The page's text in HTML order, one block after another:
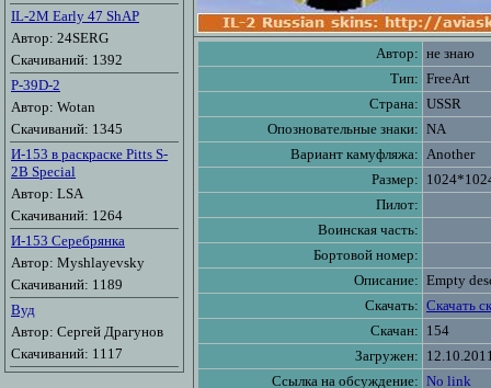
IL-2M Early 47 ShAP
Автор: 24SERG
Скачиваний: 1392
P-39D-2
Автор: Wotan
Скачиваний: 1345
И-153 в раскраске Pitts S-
2B Special
Автор: LSA
Скачиваний: 1264
И-153 Серебрянка
Автор: Myshlayevsky
Скачиваний: 1189
Вуд
Автор: Сергей Драгунов
Скачиваний: 1117
Автор: не знаю
Тип: FreeArt
Страна: USSR
Опозновательные знаки: NA
Вариант камуфляжа: Another
Размер:
Пилот:
Воинская часть:
Бортовой номер:
Описание: Empty
Скачать: Скачать
Скачан: 154
Загружен:
Ссылка на обсуждение: No link